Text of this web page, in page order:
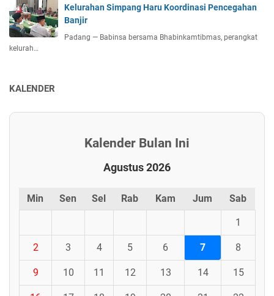
Kelurahan Simpang Haru Koordinasi Pencegahan
Banjir
Padang — Babinsa bersama Bhabinkamtibmas, perangkat
kelurah…
KALENDER
Kalender Bulan Ini
Agustus 2026
Min Sen Sel Rab Kam Jum Sab
1
2 3 4 5 6 7 8
9 10 11 12 13 14 15